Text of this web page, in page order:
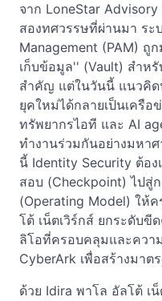
จาก LoneStar
สองทศวรรษที่ผ่านมา ระ
Management (PAM) ถู
เก็บข้อมูล'' (Vault) สำห
สำคัญ แต่ในวันนี้ แนวคิด
ยุคใหม่ได้กลายเป็นเครื
ทรัพยากรไอที และ AI
ทำงานร่วมกันอย่างมหา
นี้ Identity Security ต้อง
สอบ (Checkpoint) ไปสู่
(Operating Model) ให้
โต้ เน็ตเวิร์กส์ ยกระดับ
ลิโอที่ครอบคลุมและควา
CyberArk เพื่อสร้างมาต
ด้วย Idira พาโล อัลโต้ เ